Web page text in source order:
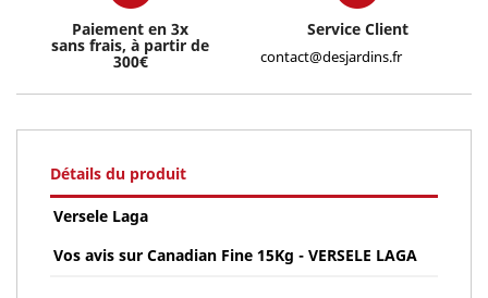
Paiement en 3x
sans frais, à partir de
300€
Service Client
contact@desjardins.fr
Détails du produit
Versele Laga
Vos avis sur Canadian Fine 15Kg - VERSELE LAGA